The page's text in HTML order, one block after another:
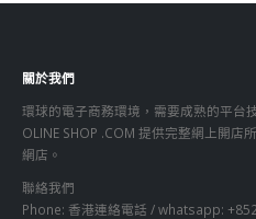
關於我們
環球的電子商務環境，需要成熟的平台
OLINE SHOP .COM 提供完整網上開店
網店。
聯絡我們
Phone: 香港連絡電話 / whatsapp: